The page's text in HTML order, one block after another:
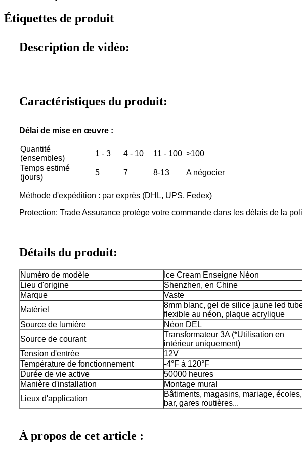
Étiquettes de produit
Description de vidéo:
Caractéristiques du produit:
Délai de mise en œuvre :
Quantité
(ensembles)
1 - 3 4 - 10 11 - 100 >100
Temps estimé
(jours)
5 7 8-13 A négocier
Méthode d'expédition : par exprès (DHL, UPS, Fedex)
Protection: Trade Assurance protège votre commande dans les délais de la
Détails du produit:
Numéro de modèle
Ice Cream Enseigne Néon
Lieu d'origine
Shenzhen, en Chine
Marque
Vaste
Matériel
8mm blanc, gel de silice jaune led
flexible au néon, plaque acrylique
Source de lumière
Néon DEL
Source de courant
Transformateur 3A (*Utilisation en
intérieur uniquement)
Tension d'entrée
12V
Température de fonctionnement
-4°F à 120°F
Durée de vie active
50000 heures
Manière d'installation
Montage mural
Lieux d'application
Bâtiments, magasins, mariage, écoles,
bar, gares routières...
À propos de cet article :